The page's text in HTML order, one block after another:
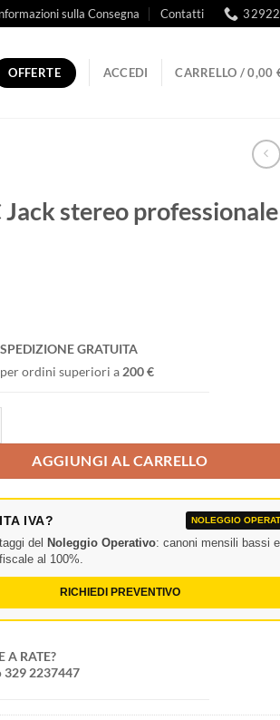
sulla Consegna Contatti
OFFERTE ACCEDI CARRELLO /0,00
Jack stereo
SPEDIZIONE GRATUITA
per ordini superiori a 200 €
AGGIUNGI AL CARRELLO
IVA? NOLEGGIO
del Noleggio Operativo: canoni mensili bassi e
al 100%.
RICHIEDI PREVENTIVO
A RATE?
329 2237447